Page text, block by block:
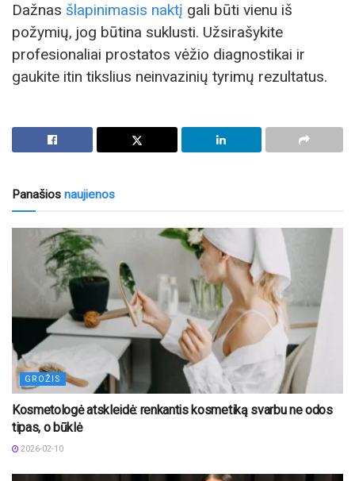
Dažnas šlapinimasis naktį gali būti vienu iš
požymių, jog būtina suklusti. Užsirašykite
profesionaliai prostatos vėžio diagnostikai ir
gaukite itin tikslius neinvazinių tyrimų rezultatus.
Panašios naujienos
GROŽIS
Kosmetologė atskleidė: renkantis kosmetiką svarbu ne odos
tipas, o būklė
2026-02-10